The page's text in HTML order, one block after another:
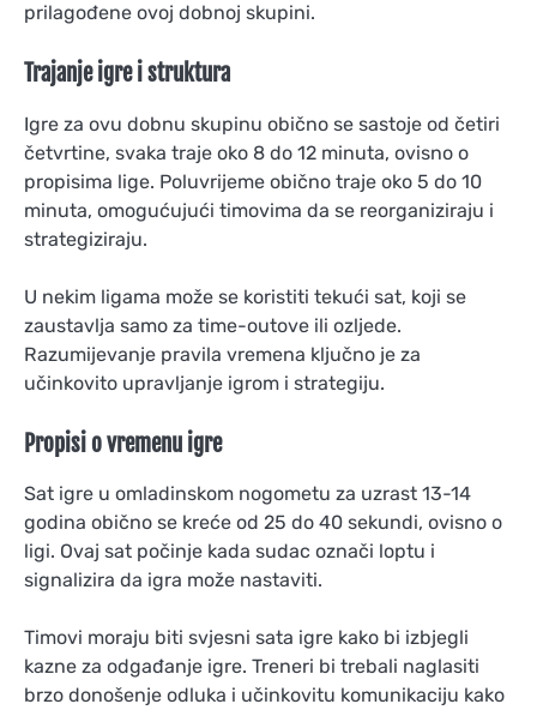
prilagođene ovoj dobnoj skupini.
Trajanje igre i struktura
Igre za ovu dobnu skupinu obično se sastoje od četiri
četvrtine, svaka traje oko 8 do 12 minuta, ovisno o
propisima lige. Poluvrijeme obično traje oko 5 do 10
minuta, omogućujući timovima da se reorganiziraju i
strategiziraju.
U nekim ligama može se koristiti tekući sat, koji se
zaustavlja samo za time-outove ili ozljede.
Razumijevanje pravila vremena ključno je za
učinkovito upravljanje igrom i strategiju.
Propisi o vremenu igre
Sat igre u omladinskom nogometu za uzrast 13-14
godina obično se kreće od 25 do 40 sekundi, ovisno o
ligi. Ovaj sat počinje kada sudac označi loptu i
signalizira da igra može nastaviti.
Timovi moraju biti svjesni sata igre kako bi izbjegli
kazne za odgađanje igre. Treneri bi trebali naglasiti
brzo donošenje odluka i učinkovitu komunikaciju kako